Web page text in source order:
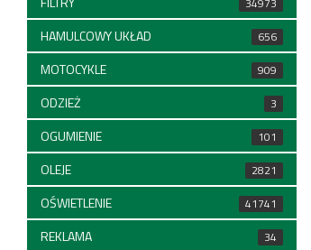
HAMULCOWY UKŁAD 656
MOTOCYKLE 909
ODZIEŻ 3
OGUMIENIE 101
OLEJE 2821
OŚWIETLENIE 41741
REKLAMA 34